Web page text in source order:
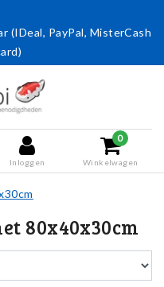
(IDeal, PayPal, MisterCash
Inloggen
0
Winkelwagen
80x40x30cm